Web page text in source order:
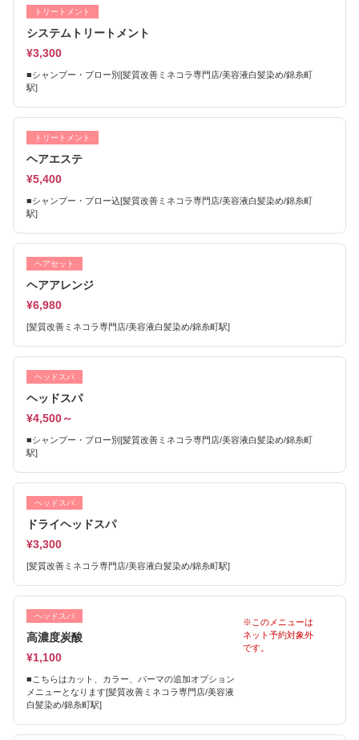
トリートメント
システムトリートメント
¥3,300
■シャンプー・ブロー別[髪質改善ミネコラ専門店/美容液白髪染め/錦糸町
駅]
トリートメント
ヘアエステ
¥5,400
■シャンプー・ブロー込[髪質改善ミネコラ専門店/美容液白髪染め/錦糸町
駅]
ヘアセット
ヘアアレンジ
¥6,980
[髪質改善ミネコラ専門店/美容液白髪染め/錦糸町駅]
ヘッドスパ
ヘッドスパ
¥4,500～
■シャンプー・ブロー別[髪質改善ミネコラ専門店/美容液白髪染め/錦糸町
駅]
ヘッドスパ
ドライヘッドスパ
¥3,300
[髪質改善ミネコラ専門店/美容液白髪染め/錦糸町駅]
ヘッドスパ
高濃度炭酸
¥1,100
■こちらはカット、カラー、パーマの追加オプション
メニューとなります[髪質改善ミネコラ専門店/美容液
白髪染め/錦糸町駅]
※このメニューは
ネット予約対象外
です。